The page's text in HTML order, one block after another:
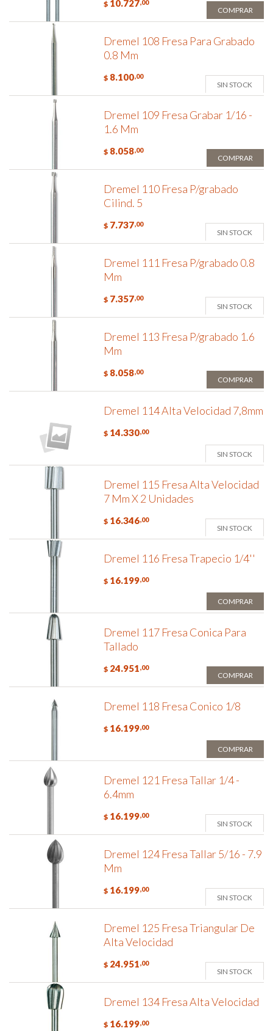
$ 10.727,00
COMPRAR
Dremel 108 Fresa Para Grabado
0.8 Mm
$ 8.100,00
SIN STOCK
Dremel 109 Fresa Grabar 1/16 -
1.6 Mm
$ 8.058,00
COMPRAR
Dremel 110 Fresa P/grabado
Cilind. 5
$ 7.737,00
SIN STOCK
Dremel 111 Fresa P/grabado 0.8
Mm
$ 7.357,00
SIN STOCK
Dremel 113 Fresa P/grabado 1.6
Mm
$ 8.058,00
COMPRAR
Dremel 114 Alta Velocidad 7,8mm
$ 14.330,00
SIN STOCK
Dremel 115 Fresa Alta Velocidad
7 Mm X 2 Unidades
$ 16.346,00
SIN STOCK
Dremel 116 Fresa Trapecio 1/4''
$ 16.199,00
COMPRAR
Dremel 117 Fresa Conica Para
Tallado
$ 24.951,00
COMPRAR
Dremel 118 Fresa Conico 1/8
$ 16.199,00
COMPRAR
Dremel 121 Fresa Tallar 1/4 -
6.4mm
$ 16.199,00
SIN STOCK
Dremel 124 Fresa Tallar 5/16 - 7.9
Mm
$ 16.199,00
SIN STOCK
Dremel 125 Fresa Triangular De
Alta Velocidad
$ 24.951,00
SIN STOCK
Dremel 134 Fresa Alta Velocidad
$ 16.199,00